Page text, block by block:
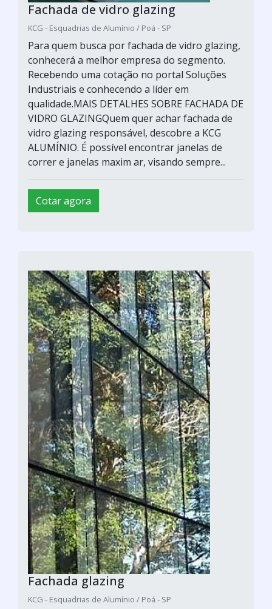
Fachada de vidro glazing
KCG - Esquadrias de Alumínio / Poá - SP
Para quem busca por fachada de vidro glazing,
conhecerá a melhor empresa do segmento.
Recebendo uma cotação no portal Soluções
Industriais e conhecendo a líder em
qualidade.MAIS DETALHES SOBRE FACHADA DE
VIDRO GLAZINGQuem quer achar fachada de
vidro glazing responsável, descobre a KCG
ALUMÍNIO. É possível encontrar janelas de
correr e janelas maxim ar, visando sempre...
Cotar agora
Fachada glazing
KCG - Esquadrias de Alumínio / Poá - SP